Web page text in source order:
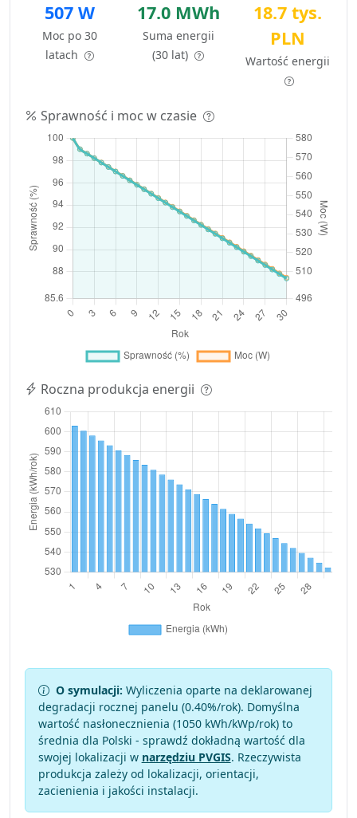
507 W
Moc po 30
latach
17.0 MWh
Suma energii
(30 lat)
18.7 tys.
PLN
Wartość energii
Sprawność i moc w czasie
Roczna produkcja energii
O symulacji: Wyliczenia oparte na deklarowanej
degradacji rocznej panelu (0.40%/rok). Domyślna
wartość nasłonecznienia (1050 kWh/kWp/rok) to
średnia dla Polski - sprawdź dokładną wartość dla
swojej lokalizacji w narzędziu PVGIS. Rzeczywista
produkcja zależy od lokalizacji, orientacji,
zacienienia i jakości instalacji.